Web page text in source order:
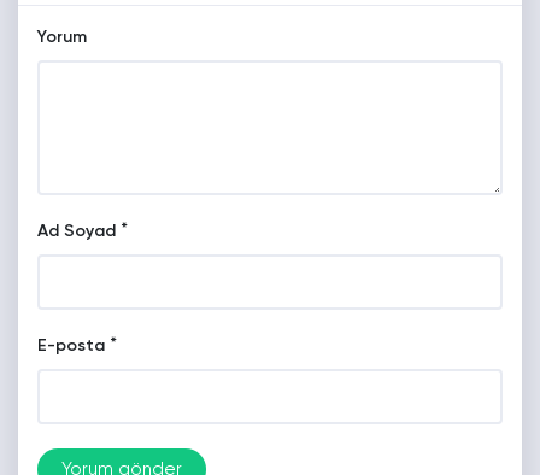
Yorum
Ad Soyad *
E-posta *